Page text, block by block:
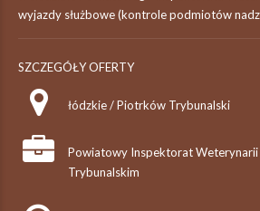
wyjazdy służbowe (kontrole podmiotów
SZCZEGÓŁY OFERTY
łódzkie / Piotrków Trybunalski
Powiatowy Inspektorat
Trybunalskim